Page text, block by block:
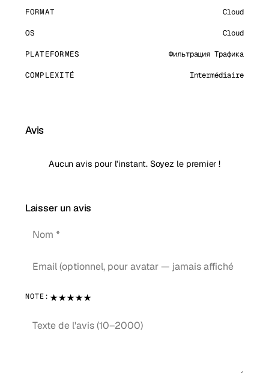
FORMAT Cloud
OS Cloud
PLATEFORMES Фильтрация Трафика
COMPLEXITÉ Intermédiaire
Avis
Aucun avis pour l'instant. Soyez le premier !
Laisser un avis
NOTE: ★★★★★